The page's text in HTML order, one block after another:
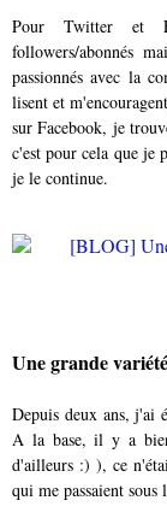
Pour Twitter et
followers/abonnés
passionnés avec la
lisent et
sur Facebook, je
c'est pour cela que je
je le continue.
Une grande
Depuis deux ans, j'ai
A la base, il y a
d'ailleurs :) ), ce
qui me passaient sous